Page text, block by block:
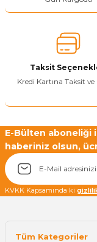
Taksit
Kredi Kartına Taksit ve
E-Bülten aboneliği
haberiniz olsun,
KVKK Kapsamında ki
Tüm Kategoriler